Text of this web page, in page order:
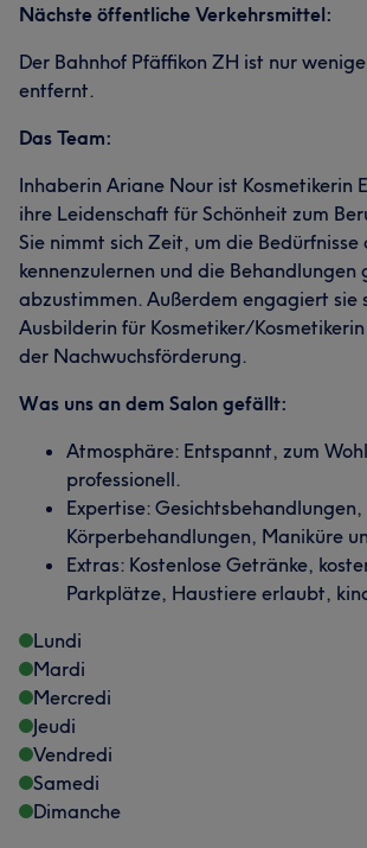
Nächste öffentliche Verkehrsmittel:
Der Bahnhof Pfäffikon ZH ist nur
entfernt.
Das Team:
Inhaberin Ariane Nour ist Kosmetikerin
ihre Leidenschaft für Schönheit zum
Sie nimmt sich Zeit, um die Bedürfnisse
kennenzulernen und die Behandlungen
abzustimmen. Außerdem engagiert sie
Ausbilderin für Kosmetiker/
der Nachwuchsförderung.
Was uns an dem Salon gefällt:
Atmosphäre: Entspannt, zum
professionell.
Expertise: Gesichtsbehandlungen,
Körperbehandlungen, Maniküre
Extras: Kostenlose Getränke,
Parkplätze, Haustiere erlaubt,
Lundi
Mardi
Mercredi
Jeudi
Vendredi
Samedi
Dimanche